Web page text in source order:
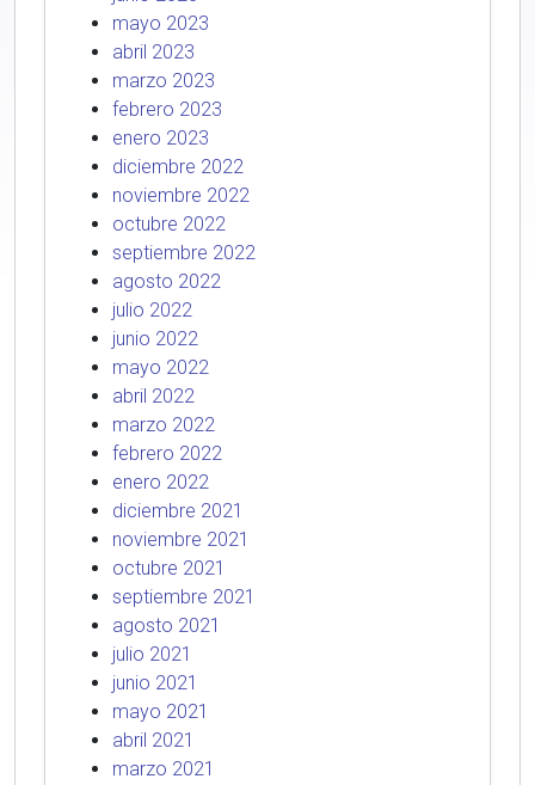
mayo 2023
abril 2023
marzo 2023
febrero 2023
enero 2023
diciembre 2022
noviembre 2022
octubre 2022
septiembre 2022
agosto 2022
julio 2022
junio 2022
mayo 2022
abril 2022
marzo 2022
febrero 2022
enero 2022
diciembre 2021
noviembre 2021
octubre 2021
septiembre 2021
agosto 2021
julio 2021
junio 2021
mayo 2021
abril 2021
marzo 2021